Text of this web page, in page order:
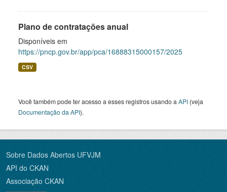
Plano de contratações anual
Disponíveis em
https://pncp.gov.br/app/pca/16888315000157/2025
CSV
Você também pode ter acesso a esses registros usando a API (veja
Documentação da API).
Sobre Dados Abertos UFVJM
API do CKAN
Associação CKAN